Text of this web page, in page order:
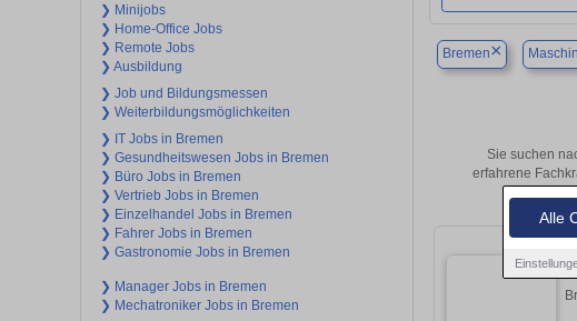
Alle
❯ Minijobs
❯ Home-Office Jobs
❯ Remote Jobs
❯ Ausbildung
❯ Job und Bildungsmessen
❯ Weiterbildungsmöglichkeiten
❯ IT Jobs in Bremen
❯ Gesundheitswesen Jobs in Bremen
❯ Büro Jobs in Bremen
❯ Vertrieb Jobs in Bremen
❯ Einzelhandel Jobs in Bremen
❯ Fahrer Jobs in Bremen
❯ Gastronomie Jobs in Bremen
❯ Manager Jobs in Bremen
❯ Mechatroniker Jobs in Bremen
Bremen×
Sie suchen
erfahrene